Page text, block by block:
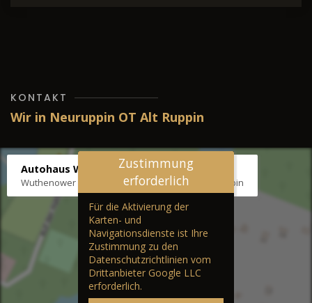
KONTAKT
Wir in Neuruppin OT Alt Ruppin
Autohaus Wernicke
Wuthenower Str. 12b, 16827 Neuruppin OT Alt Ruppin
Zustimmung
erforderlich
Für die Aktivierung der
Karten- und
Navigationsdienste ist Ihre
Zustimmung zu den
Datenschutzrichtlinien vom
Drittanbieter Google LLC
erforderlich.